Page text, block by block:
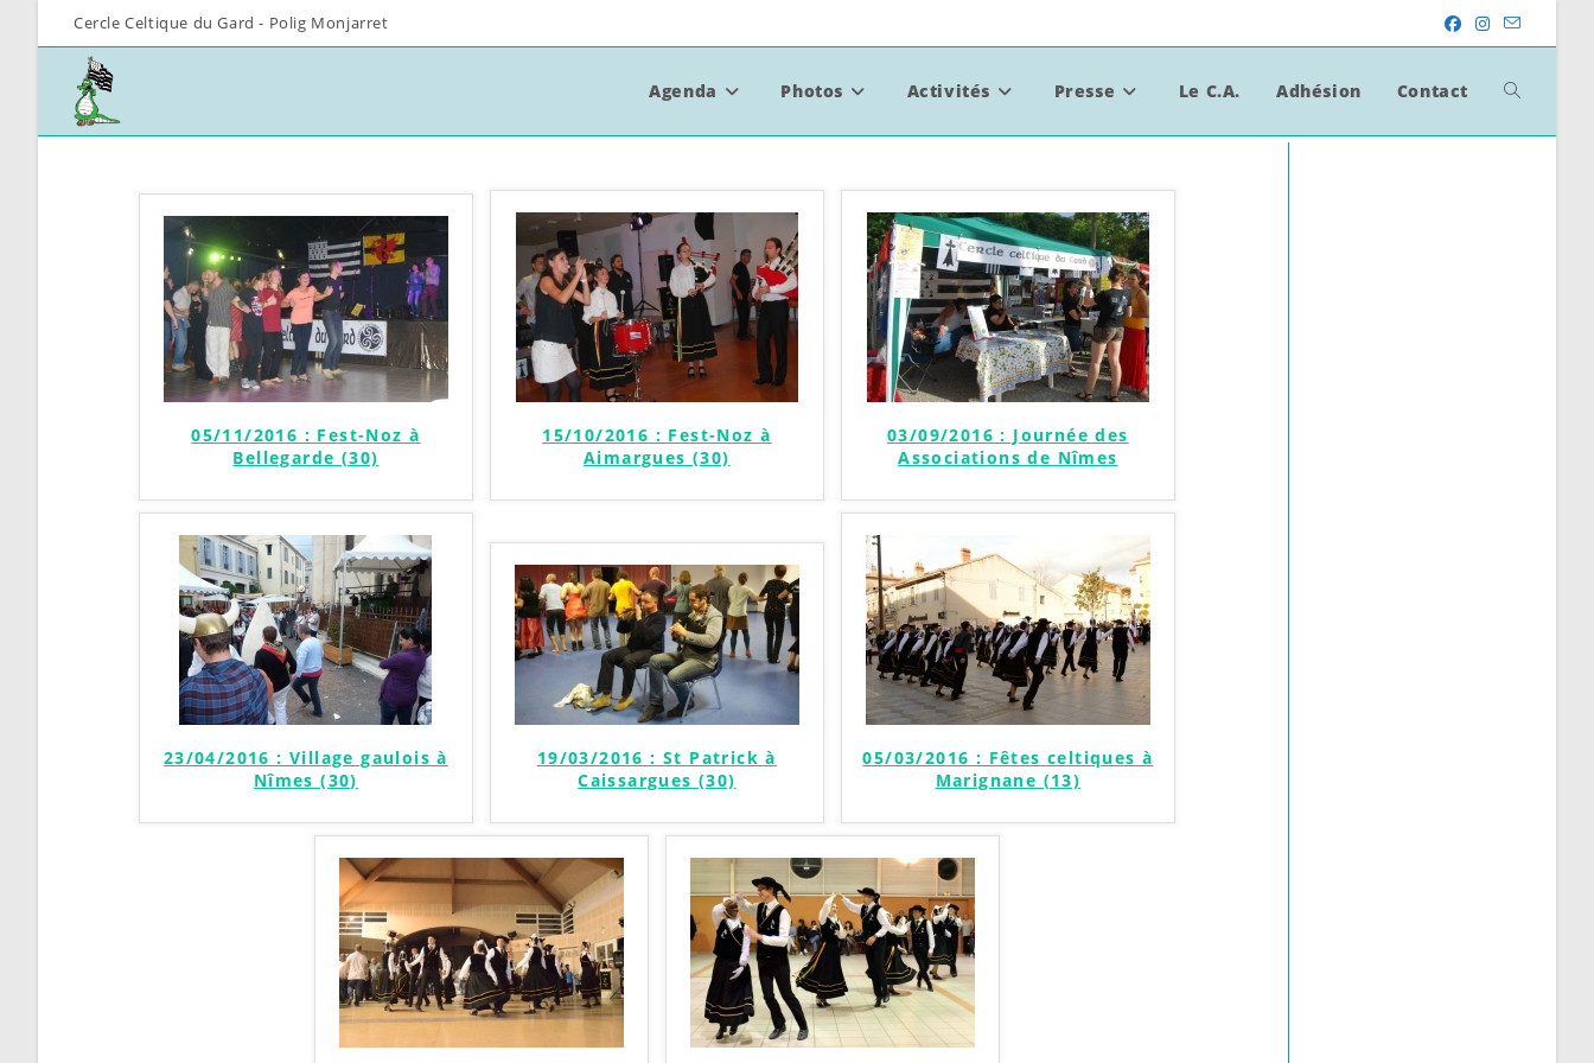
Cercle Celtique du Gard - Polig Monjarret
Agenda Photos Activités Presse Le C.A. Adhésion Contact Toggle
05/11/2016 : Fest-Noz à
Bellegarde (30)
15/10/2016 : Fest-Noz à
Aimargues (30)
03/09/2016 : Journée des
Associations de Nîmes
23/04/2016 : Village gaulois à
Nîmes (30)
19/03/2016 : St Patrick à
Caissargues (30)
05/03/2016 : Fêtes celtiques à
Marignane (13)